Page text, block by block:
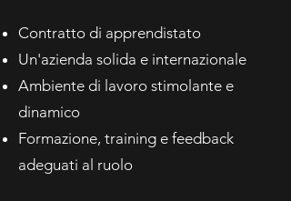
Contratto di apprendistato
Un'azienda solida e internazionale
Ambiente di lavoro stimolante e
dinamico
Formazione, training e feedback
adeguati al ruolo